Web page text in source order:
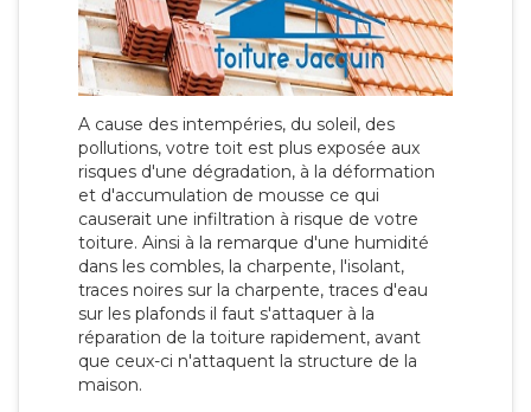
A cause des intempéries, du soleil, des
pollutions, votre toit est plus exposée aux
risques d'une dégradation, à la déformation
et d'accumulation de mousse ce qui
causerait une infiltration à risque de votre
toiture. Ainsi à la remarque d'une humidité
dans les combles, la charpente, l'isolant,
traces noires sur la charpente, traces d'eau
sur les plafonds il faut s'attaquer à la
réparation de la toiture rapidement, avant
que ceux-ci n'attaquent la structure de la
maison.